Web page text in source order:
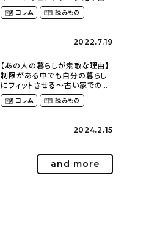
て理想の空間へ〜築１２年の建
売住宅をDIYする暮らし
コラム 読みもの
2022.7.19
【あの人の暮らしが素敵な理由】
制限がある中でも自分の暮らし
にフィットさせる〜古い家での暮
らしを楽しむ（idasanchiさん）
コラム 読みもの
2024.2.15
and more